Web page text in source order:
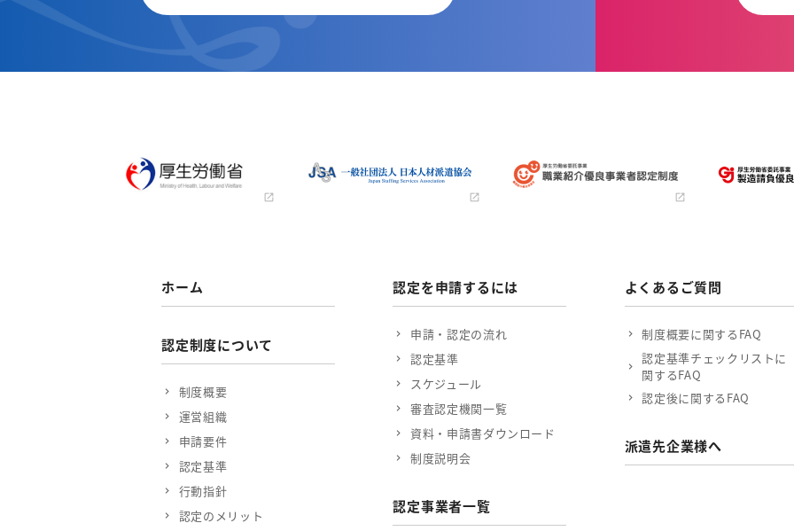
ホーム
認定制度について
制度概要
運営組織
申請要件
認定基準
行動指針
認定のメリット
認定を申請するには
申請・認定の流れ
認定基準
スケジュール
審査認定機関一覧
資料・申請書ダウンロード
制度説明会
認定事業者一覧
よくあるご質問
制度概要に関するFAQ
認定基準チェックリストに
関するFAQ
認定後に関するFAQ
派遣先企業様へ